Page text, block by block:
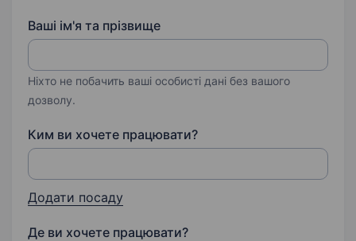
Ваші ім'я та прізвище
Ніхто не побачить ваші особисті дані без вашого
дозволу.
Ким ви хочете працювати?
Додати посаду
Де ви хочете працювати?